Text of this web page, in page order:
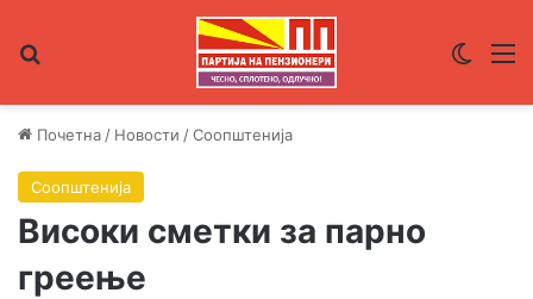
Почетна / Новости /Соопштенија
Соопштенија
Високи сметки за парно
греење